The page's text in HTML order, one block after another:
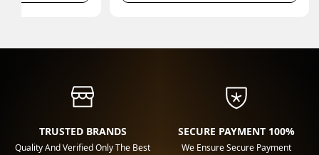
100% SECURE PAYMENT
We Ensure Secure Payment
TRUSTED BRANDS
Quality And Verified Only The Best